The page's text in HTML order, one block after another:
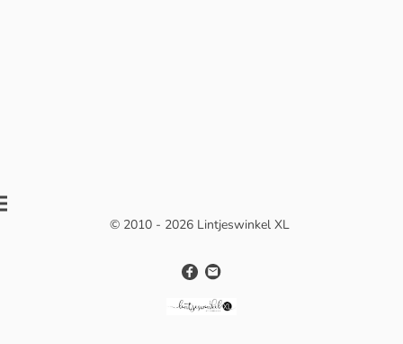
© 2010 - 2026 Lintjeswinkel XL